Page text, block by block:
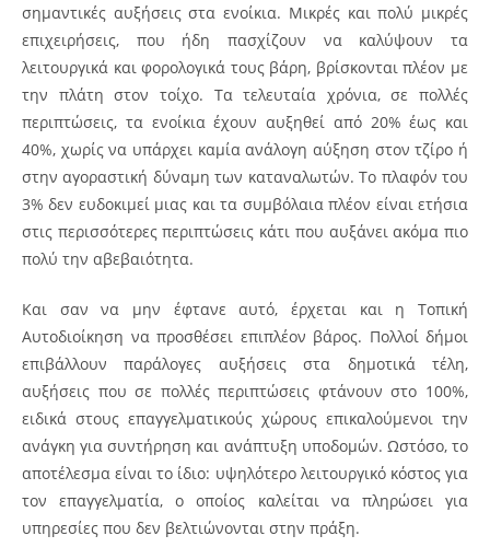
σημαντικές αυξήσεις στα ενοίκια. Μικρές και πολύ μικρές
επιχειρήσεις, που ήδη πασχίζουν να καλύψουν τα
λειτουργικά και φορολογικά τους βάρη, βρίσκονται πλέον με
την πλάτη στον τοίχο. Τα τελευταία χρόνια, σε πολλές
περιπτώσεις, τα ενοίκια έχουν αυξηθεί από 20% έως και
40%, χωρίς να υπάρχει καμία ανάλογη αύξηση στον τζίρο ή
στην αγοραστική δύναμη των καταναλωτών. Το πλαφόν του
3% δεν ευδοκιμεί μιας και τα συμβόλαια πλέον είναι ετήσια
στις περισσότερες περιπτώσεις κάτι που αυξάνει ακόμα πιο
πολύ την αβεβαιότητα.
Και σαν να μην έφτανε αυτό, έρχεται και η Τοπική
Αυτοδιοίκηση να προσθέσει επιπλέον βάρος. Πολλοί δήμοι
επιβάλλουν παράλογες αυξήσεις στα δημοτικά τέλη,
αυξήσεις που σε πολλές περιπτώσεις φτάνουν στο 100%,
ειδικά στους επαγγελματικούς χώρους επικαλούμενοι την
ανάγκη για συντήρηση και ανάπτυξη υποδομών. Ωστόσο, το
αποτέλεσμα είναι το ίδιο: υψηλότερο λειτουργικό κόστος για
τον επαγγελματία, ο οποίος καλείται να πληρώσει για
υπηρεσίες που δεν βελτιώνονται στην πράξη.